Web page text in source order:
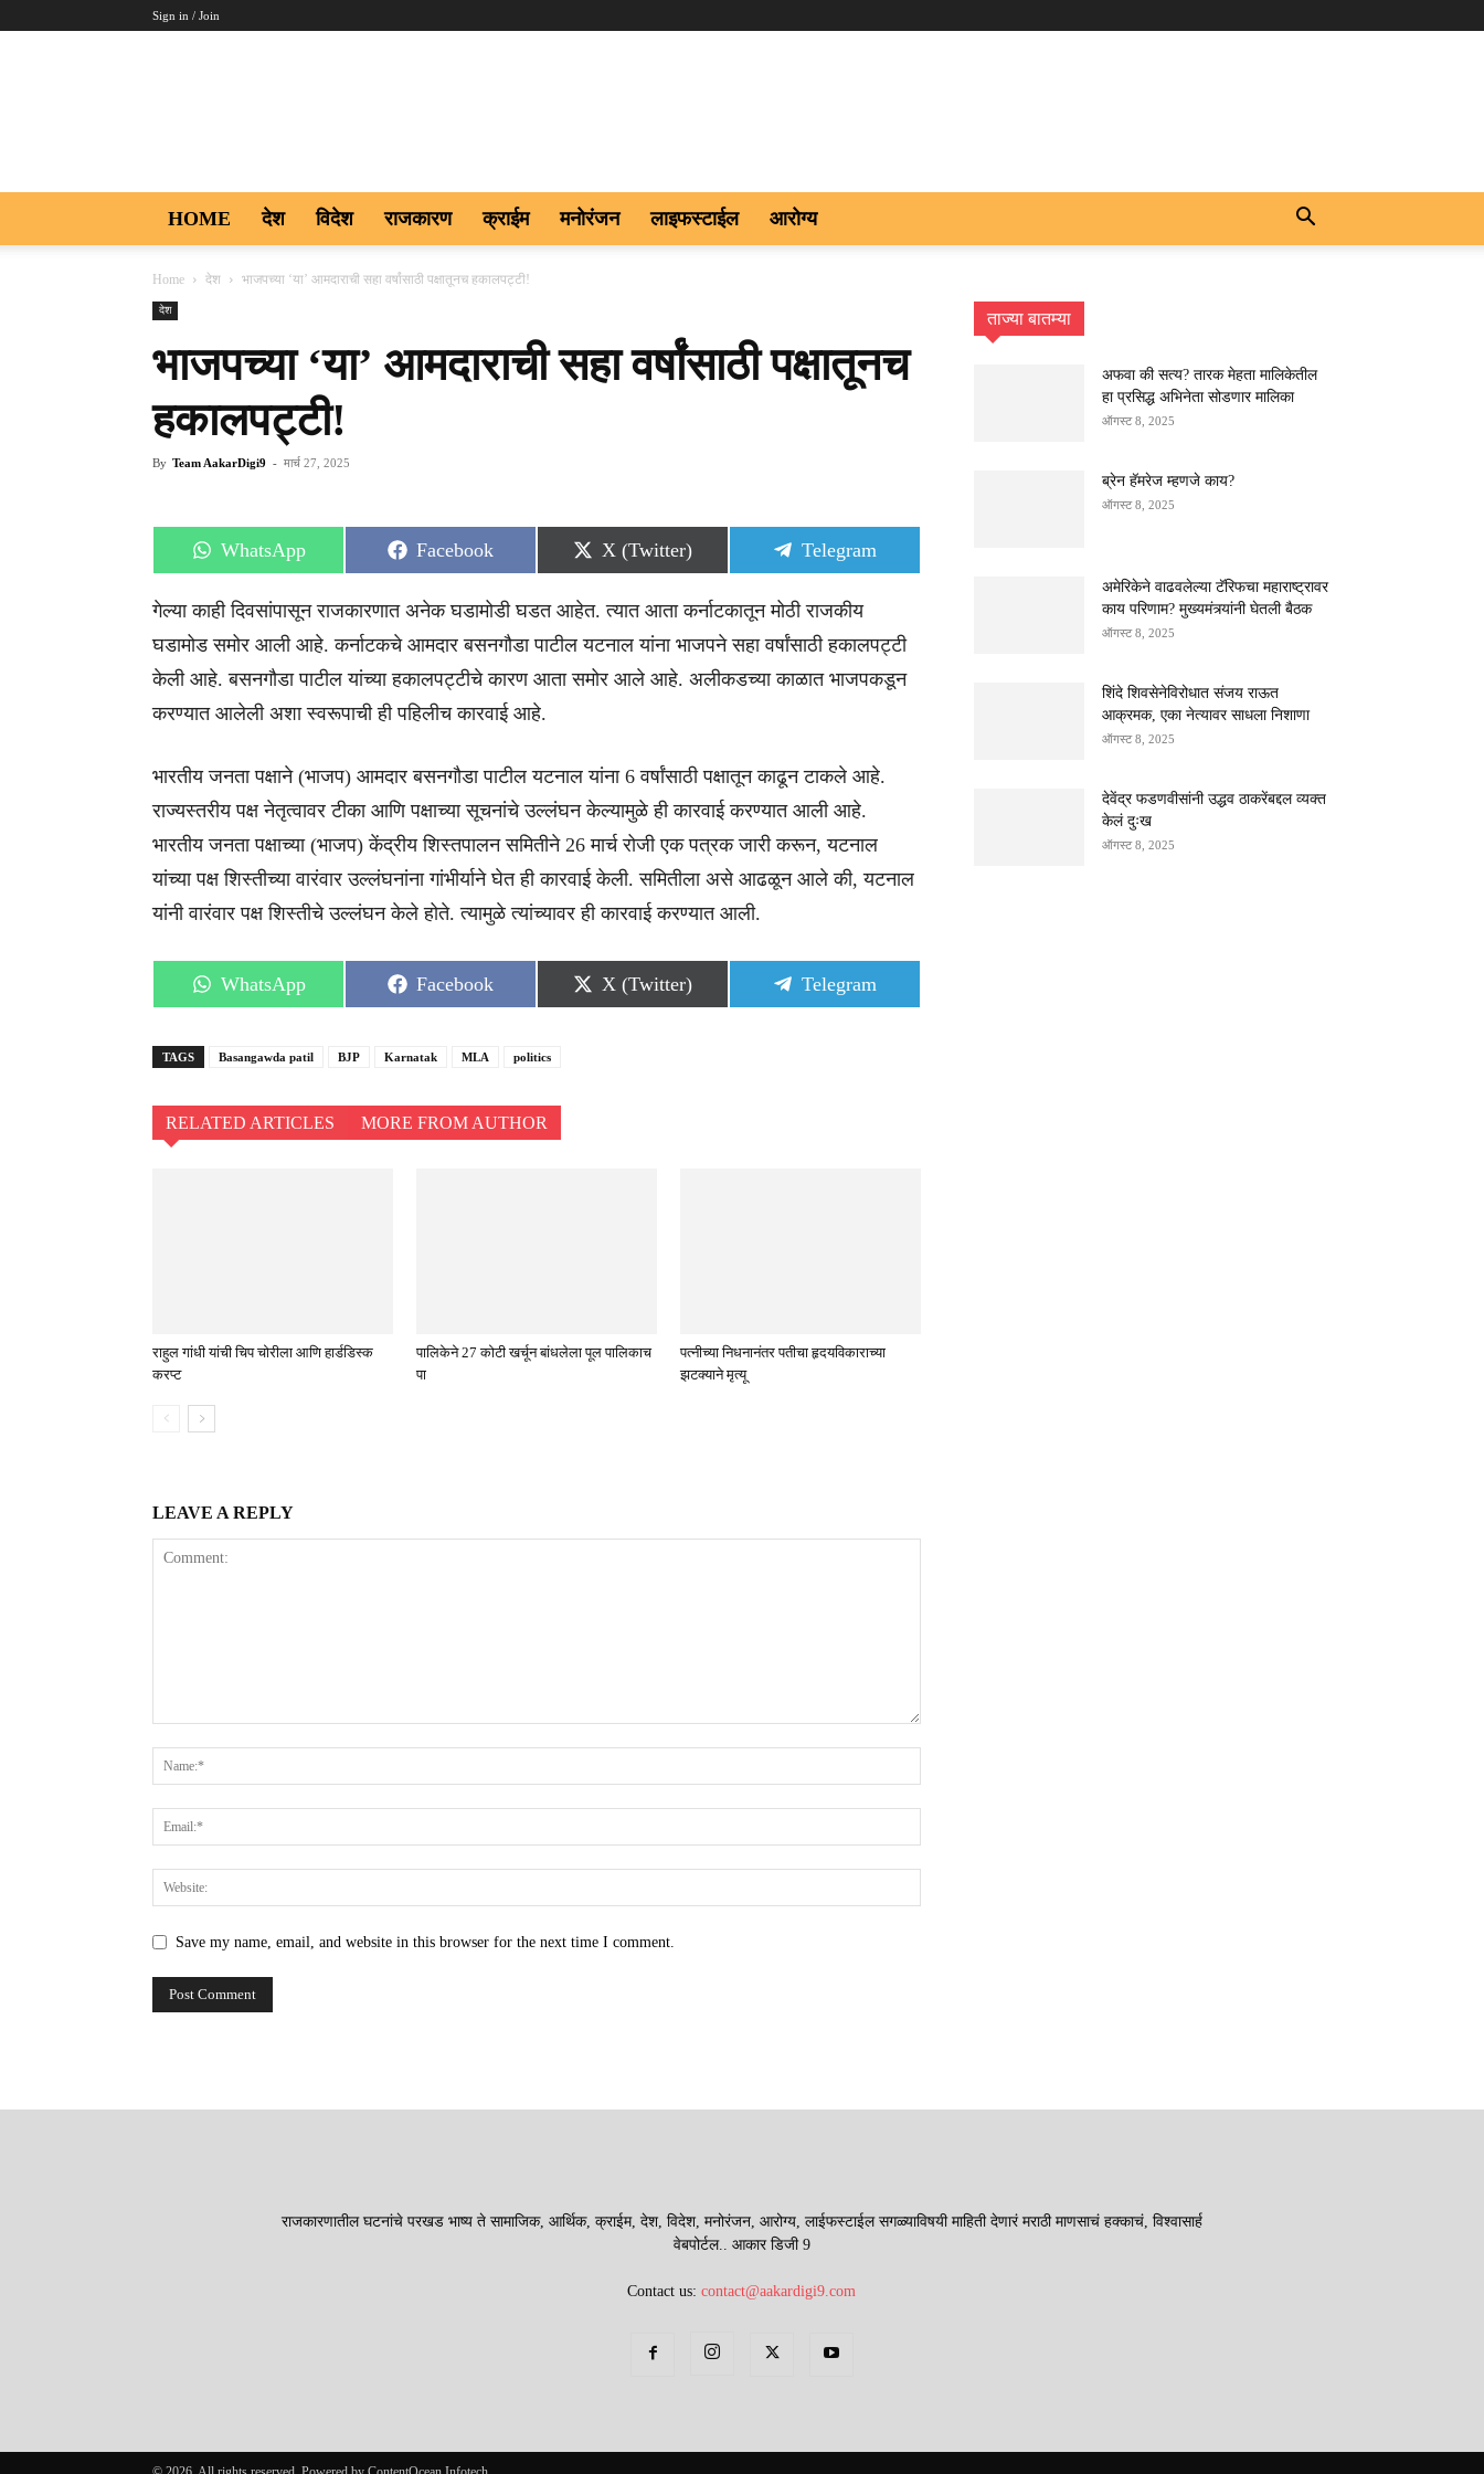
Sign in / Join
HOME देश विदेश राजकारण क्राईम मनोरंजन लाइफस्टाईल आरोग्य
Home देश भाजपच्या ‘या’ आमदाराची सहा वर्षांसाठी पक्षातूनच हकालपट्टी!
देश
भाजपच्या ‘या’ आमदाराची सहा वर्षांसाठी पक्षातूनच
हकालपट्टी!
By Team AakarDigi9 - मार्च 27, 2025
Share
on
WhatsApp
Share
on
Facebook
Share
on
X (Twitter)
Share
on
Telegram
गेल्या काही दिवसांपासून राजकारणात अनेक घडामोडी घडत आहेत. त्यात आता कर्नाटकातून मोठी राजकीय
घडामोड समोर आली आहे. कर्नाटकचे आमदार बसनगौडा पाटील यटनाल यांना भाजपने सहा वर्षांसाठी हकालपट्टी
केली आहे. बसनगौडा पाटील यांच्या हकालपट्टीचे कारण आता समोर आले आहे. अलीकडच्या काळात भाजपकडून
करण्यात आलेली अशा स्वरूपाची ही पहिलीच कारवाई आहे.
भारतीय जनता पक्षाने (भाजप) आमदार बसनगौडा पाटील यटनाल यांना 6 वर्षांसाठी पक्षातून काढून टाकले आहे.
राज्यस्तरीय पक्ष नेतृत्वावर टीका आणि पक्षाच्या सूचनांचे उल्लंघन केल्यामुळे ही कारवाई करण्यात आली आहे.
भारतीय जनता पक्षाच्या (भाजप) केंद्रीय शिस्तपालन समितीने 26 मार्च रोजी एक पत्रक जारी करून, यटनाल
यांच्या पक्ष शिस्तीच्या वारंवार उल्लंघनांना गांभीर्याने घेत ही कारवाई केली. समितीला असे आढळून आले की, यटनाल
यांनी वारंवार पक्ष शिस्तीचे उल्लंघन केले होते. त्यामुळे त्यांच्यावर ही कारवाई करण्यात आली.
Share
on
WhatsApp
Share
on
Facebook
Share
on
X (Twitter)
Share
on
Telegram
TAGS Basangawda patil BJP Karnatak MLA politics
RELATED ARTICLES MORE FROM AUTHOR
राहुल गांधी यांची चिप चोरीला आणि हार्डडिस्क
करप्ट
पालिकेने 27 कोटी खर्चून बांधलेला पूल पालिकाच
पा
पत्नीच्या निधनानंतर पतीचा हृदयविकाराच्या
झटक्याने मृत्यू
LEAVE A REPLY
Save my name, email, and website in this browser for the next time I comment.
ताज्या बातम्या
अफवा की सत्य? तारक मेहता मालिकेतील
हा प्रसिद्ध अभिनेता सोडणार मालिका
ऑगस्ट 8, 2025
ब्रेन हॅमरेज म्हणजे काय?
ऑगस्ट 8, 2025
अमेरिकेने वाढवलेल्या टॅरिफचा महाराष्ट्रावर
काय परिणाम? मुख्यमंत्र्यांनी घेतली बैठक
ऑगस्ट 8, 2025
शिंदे शिवसेनेविरोधात संजय राऊत
आक्रमक, एका नेत्यावर साधला निशाणा
ऑगस्ट 8, 2025
देवेंद्र फडणवीसांनी उद्धव ठाकरेंबद्दल व्यक्त
केलं दुःख
ऑगस्ट 8, 2025
राजकारणातील घटनांचे परखड भाष्य ते सामाजिक, आर्थिक, क्राईम, देश, विदेश, मनोरंजन, आरोग्य, लाईफस्टाईल सगळ्याविषयी माहिती देणारं मराठी माणसाचं हक्काचं, विश्वासार्ह
वेबपोर्टल.. आकार डिजी 9
Contact us:contact@aakardigi9.com